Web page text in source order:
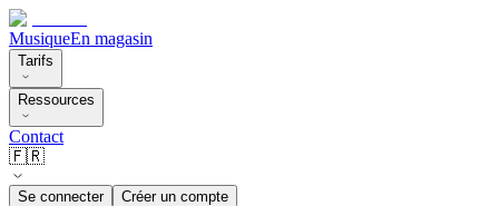
MusiqueEn magasin
Tarifs
Ressources
Contact
🇫🇷
Se connecter Créer un compte